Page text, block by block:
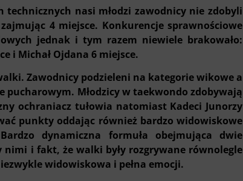
nasi młodzi zawodnicy nie zdobyli
4 miejsce. Konkurencje sprawnościowe
jednak i tym razem niewiele brakowało:
i Michał Ojdana 6 miejsce.
Zawodnicy podzieleni na kategorie wikowe a
Młodzicy w taekwondo zdobywają
ochraniacz tułowia natomiast Kadeci Junorzy
punkty oddając również bardzo widowiskowe
dynamiczna formuła obejmująca dwie
i fakt, że walki były rozgrywane równolegle
widowiskowa i pełna emocji.